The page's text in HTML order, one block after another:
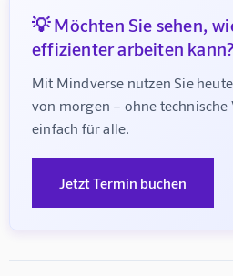
💡 Möchten Sie sehen,
effizienter arbeiten kann?
Mit Mindverse nutzen Sie
von morgen – ohne technische
einfach für alle.
Jetzt Termin buchen